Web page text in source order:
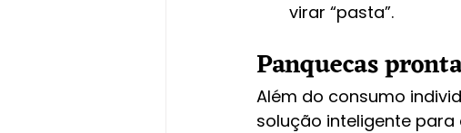
virar “pasta”.
Panquecas
Além do consumo
solução inteligente